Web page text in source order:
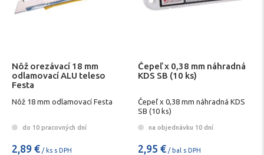
Nôž orezávací 18 mm
odlamovací ALU teleso
Festa
Nôž 18 mm odlamovací Festa
do 10 pracovných dní
2,89 € / ks s DPH
Čepeľ x 0,38 mm náhradná
KDS SB (10 ks)
Čepeľ x 0,38 mm náhradná KDS
SB (10 ks)
na objednávku 10 dní
2,95 € / bal s DPH